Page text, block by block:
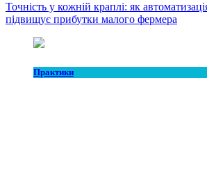
Точність у кожній краплі: як
підвищує прибутки малого фермера
Практики